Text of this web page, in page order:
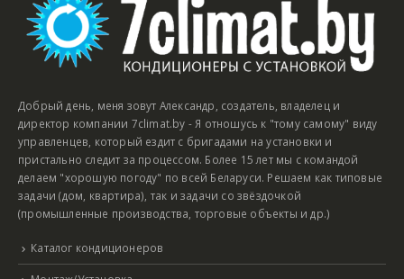
Добрый день, меня зовут Александр, создатель, владелец и
директор компании 7climat.by - Я отношусь к "тому самому" виду
управленцев, который ездит с бригадами на установки и
пристально следит за процессом. Более 15 лет мы с командой
делаем "хорошую погоду" по всей Беларуси. Решаем как типовые
задачи (дом, квартира), так и задачи со звёздочкой
(промышленные производства, торговые объекты и др.)
Каталог кондиционеров